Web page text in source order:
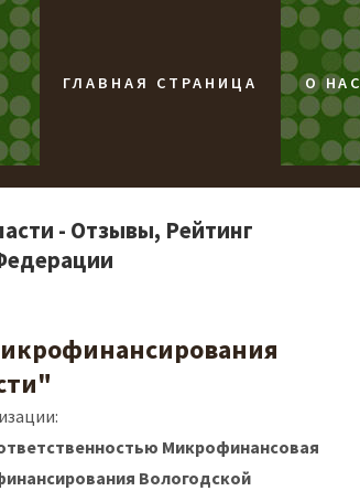
ГЛАВНАЯ СТРАНИЦА О НАС
- Отзывы, Рейтинг
Микрофинансовая
Вологодской